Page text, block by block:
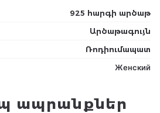
925 հարգի արծաթ
Արծաթագույն
Ռոդիումապատ
Женский
ապրանքներ